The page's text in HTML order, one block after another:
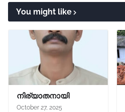
You might like
നിര്യാതനായി
October 27, 2025